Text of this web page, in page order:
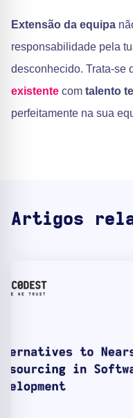
Extensão da equipa
responsabilidade pela
desconhecido. Trata-se
existente com talento
perfeitamente na sua
Artigos